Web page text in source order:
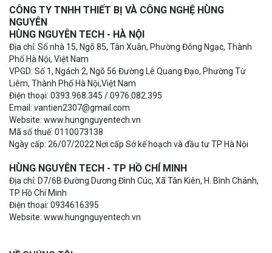
CÔNG TY TNHH THIẾT BỊ VÀ CÔNG NGHỆ HÙNG
NGUYÊN
HÙNG NGUYÊN TECH - HÀ NỘI
Địa chỉ: Số nhà 15, Ngõ 85, Tân Xuân, Phường Đông Ngạc, Thành
Phố Hà Nội, Việt Nam
VPGD: Số 1, Ngách 2, Ngõ 56 Đường Lê Quang Đạo, Phường Từ
Liêm, Thành Phố Hà Nội,Việt Nam
Điện thoại: 0393.968.345 / 0976.082.395
Email: vantien2307@gmail.com
Website: www.hungnguyentech.vn
Mã số thuế: 0110073138
Ngày cấp: 26/07/2022 Nơi cấp Sở kế hoạch và đầu tư TP Hà Nội
HÙNG NGUYÊN TECH - TP HỒ CHÍ MINH
Địa chỉ: D7/6B Đường Dương Đình Cúc, Xã Tân Kiên, H. Bình Chánh,
TP Hồ Chí Minh
Điện thoại: 0934616395
Website: www.hungnguyentech.vn